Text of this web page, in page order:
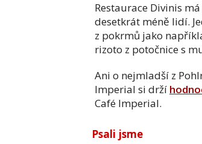
Restaurace Divinis
desetkrát méně lidí.
z pokrmů jako
rizoto z potočnice s
Ani o nejmladší z
Imperial si drží
Café Imperial.
Psali jsme